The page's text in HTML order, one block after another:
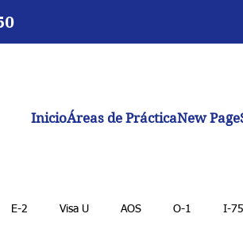
InicioÁreas de PrácticaNew Page
E-2 Visa U AOS O-1 I-